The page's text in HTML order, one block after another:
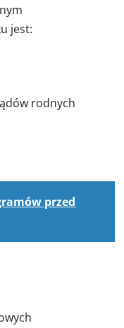
jest:
rodnych
przed